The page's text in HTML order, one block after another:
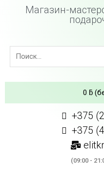
Магазин-
0 ƃ
+375
+375
(09:00 -